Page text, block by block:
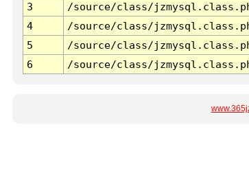
3
/source/class/
4
/source/class/
5
/source/class/
6
/source/class/